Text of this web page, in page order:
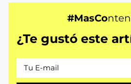
#MasCo
¿Te gustó este